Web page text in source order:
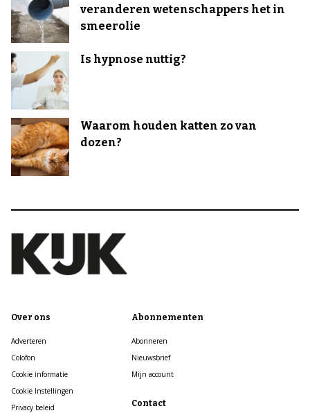
veranderen wetenschappers het in
smeerolie
Is hypnose nuttig?
Waarom houden katten zo van
dozen?
Over ons
Adverteren
Colofon
Cookie informatie
Cookie Instellingen
Privacy beleid
Abonnementen
Abonneren
Nieuwsbrief
Mijn account
Contact